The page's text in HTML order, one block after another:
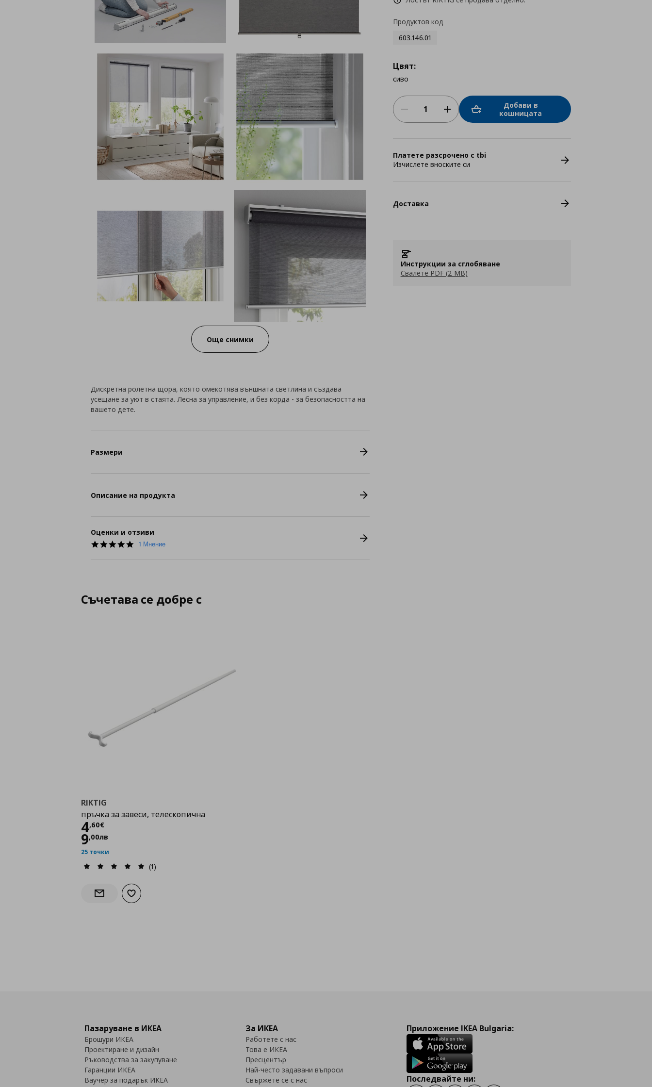
Още снимки
Продуктов код
603.146.01
Цвят:
сиво
Добави в
кошницата
Платете разсрочено с tbi
Изчислете вноските си
Доставка
Инструкции за сглобяване
Свалете PDF (2 MB)
Дискретна ролетна щора, която омекотява външната светлина и създава
усещане за уют в стаята. Лесна за управление, и без корда - за безопасността на
вашето дете.
Размери
Описание на продукта
Оценки и отзиви
5.0
1 Мнение
Съчетава се добре с
RIKTIG
пръчка за завеси, телескопична
4,60€
Цена
9,00лв
25 точки
(1)
Информирай ме за наличност
Добави към списъка с любими
Пазаруване в ИКЕА
Брошури ИКЕА
Проектиране и дизайн
Ръководства за закупуване
Гаранции ИКЕА
Ваучер за подарък ИКЕА
За ИКЕА
Работете с нас
Това е ИКЕА
Пресцентър
Най-често задавани въпроси
Свържете се с нас
Приложение IKEA Bulgaria:
Последвайте ни: